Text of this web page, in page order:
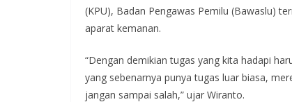
(KPU), Badan Pengawas Pemilu (Bawaslu)
aparat kemanan.
“Dengan demikian tugas yang kita hadapi
yang sebenarnya punya tugas luar biasa,
jangan sampai salah,” ujar Wiranto.